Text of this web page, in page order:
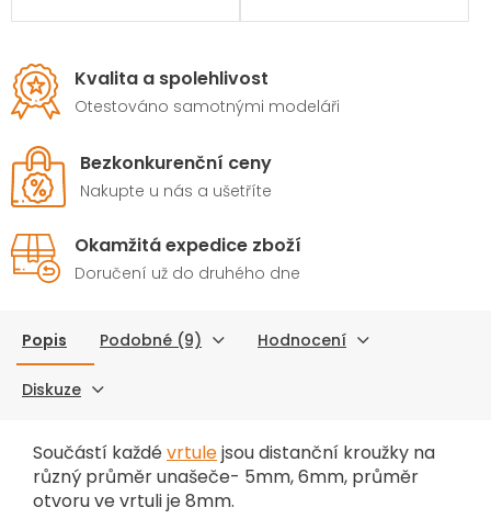
Kvalita a spolehlivost
Otestováno samotnými modeláři
Bezkonkurenční ceny
Nakupte u nás a ušetříte
Okamžitá expedice zboží
Doručení už do druhého dne
Popis Podobné (9) Hodnocení
Diskuze
Součástí každévrtulejsou distanční kroužky na
různý průměr unašeče- 5mm, 6mm, průměr
otvoru ve vrtuli je 8mm.